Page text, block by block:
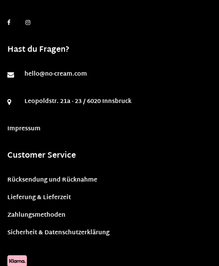
Hast du Fragen?
hello@no-cream.com
Leopoldstr. 21a - 23 / 6020 Innsbruck
Impressum
Customer Service
Rücksendung und Rücknahme
Lieferung & Lieferzeit
Zahlungsmethoden
Sicherheit & Datenschutzerklärung